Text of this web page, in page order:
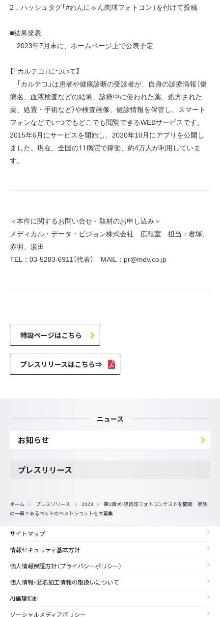
2．ハッシュタグ「#わんにゃん肉球フォトコン」を付けて投稿
■結果発表
2023年7月末に、ホームページ上で公表予定
【「カルテコ」について】
「カルテコ」は患者や健康診断の受診者が、自身の診療情報（傷
病名、血液検査などの結果、診療中に使われた薬、処方された
薬、処置・手術など）や検査画像、健診情報を保管し、スマート
フォンなどでいつでもどこでも閲覧できるWEBサービスです。
2015年6月にサービスを開始し、2020年10月にアプリを公開し
ました。現在、全国の11病院で稼働、約4万人が利用していま
す。
＜本件に関するお問い合せ・取材のお申し込み＞
メディカル・データ・ビジョン株式会社 広報室 担当：君塚、
赤羽、汲田
TEL：03-5283-6911（代表） MAIL：pr@mdv.co.jp
特設ページはこちら
プレスリリースはこちら⇒
ニュース
お知らせ
プレスリリース
ホーム プレスリリース 2023
第1回犬・猫肉球フォトコンテストを開催 家族
の一員であるペットのベストショットを大募集
サイトマップ
情報セキュリティ基本方針
個人情報保護方針（プライバシーポリシー）
個人情報・匿名加工情報の取扱いについて
AI倫理指針
ソーシャルメディアポリシー